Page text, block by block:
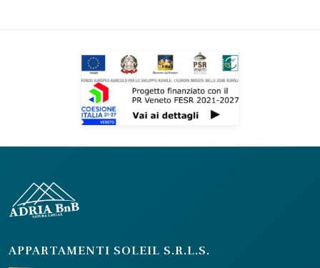
APPARTAMENTI SOLEIL S.R.L.S.